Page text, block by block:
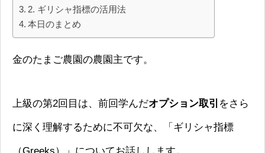
2. ギリシャ指標の活用法
本日のまとめ
金のたまご農園の農園主です。
上級の第2回目は、前回学んだオプション取引 をさら
に深く理解するために不可欠な、「ギリシャ指標
（Greeks）」についてお話しします。